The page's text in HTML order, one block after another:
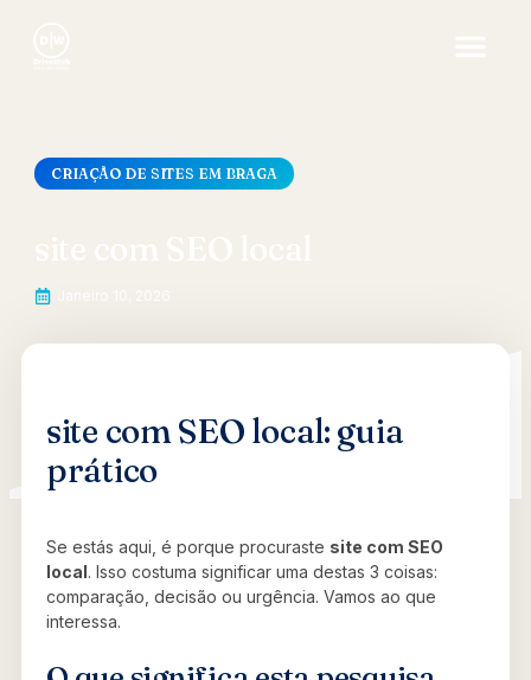
CRIAÇÃO DE SITES EM BRAGA
site com SEO local: guia
prático
Se estás aqui, é porque procuraste site com SEO
local . Isso costuma significar uma destas 3 coisas:
comparação, decisão ou urgência. Vamos ao que
interessa.